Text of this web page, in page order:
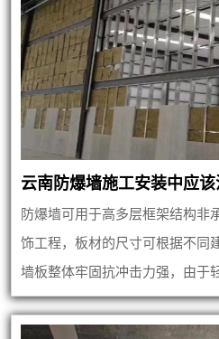
云南防爆墙施工安装中应该
防爆墙可用于高多层框架结构非
饰工程，板材的尺寸可根据不同
墙板整体牢固抗冲击力强，由于